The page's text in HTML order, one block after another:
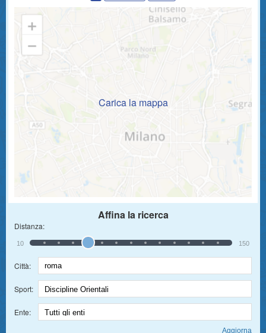
Carica la mappa
Affina la ricerca
Distanza:
10 150
Città:
Sport:
Ente: